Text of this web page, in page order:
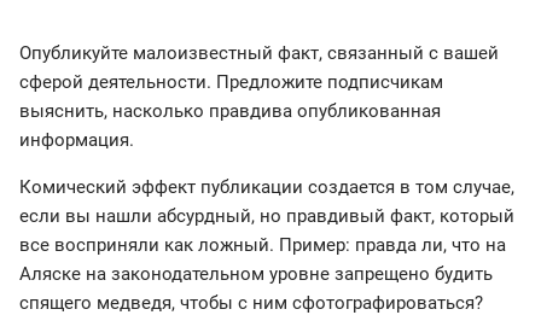
Опубликуйте малоизвестный факт, связанный с вашей
сферой деятельности. Предложите подписчикам
выяснить, насколько правдива опубликованная
информация.
Комический эффект публикации создается в том случае,
если вы нашли абсурдный, но правдивый факт, который
все восприняли как ложный. Пример: правда ли, что на
Аляске на законодательном уровне запрещено будить
спящего медведя, чтобы с ним сфотографироваться?